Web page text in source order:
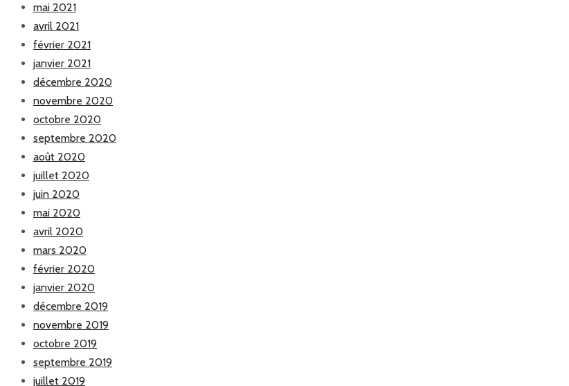
mai 2021
avril 2021
février 2021
janvier 2021
décembre 2020
novembre 2020
octobre 2020
septembre 2020
août 2020
juillet 2020
juin 2020
mai 2020
avril 2020
mars 2020
février 2020
janvier 2020
décembre 2019
novembre 2019
octobre 2019
septembre 2019
juillet 2019